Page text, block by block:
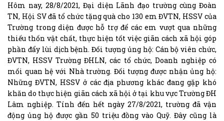
Hôm nay, 28/8/2021, Đại diện Lãnh đạo trường cùng Đoàn
TN, Hội SV đã tổ chức tặng quà cho 130 em ĐVTN, HSSV của
Trường trong diện được hỗ trợ để các em vượt qua những
thiếu thốn vật chất, thực hiện tốt việc giãn cách xã hội góp
phần đẩy lùi dịch bệnh. Đối tượng ủng hộ: Cán bộ viên chức,
ĐVTN, HSSV Trường ĐHLN, các tổ chức, Doanh nghiệp có
mối quan hệ với Nhà trường. Đối tượng được nhận ủng hộ:
Những ĐVTN, HSSV ở các địa phương khác đang gặp khó
khăn do thực hiện giãn cách xã hội ở tại khu vực Trường ĐH
Lâm nghiệp. Tính đến hết ngày 27/8/2021, trường đã vận
động ủng hộ được gần 50 triệu đồng vào Quỹ. Đây cũng là